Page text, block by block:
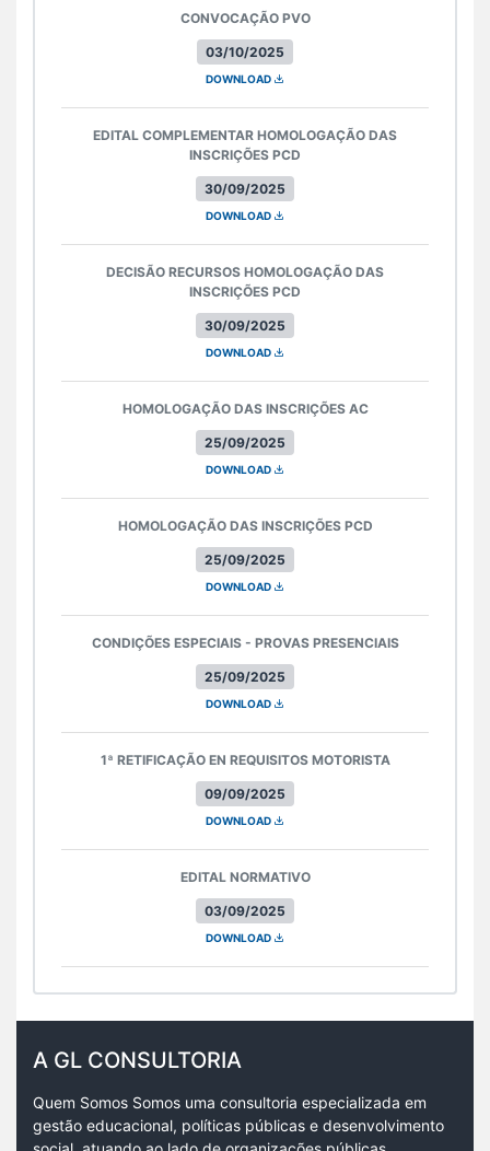
03/10/2025
CONVOCAÇÃO PVO
DOWNLOAD
30/09/2025
EDITAL COMPLEMENTAR HOMOLOGAÇÃO DAS
INSCRIÇÕES PCD
DOWNLOAD
30/09/2025
DECISÃO RECURSOS HOMOLOGAÇÃO DAS
INSCRIÇÕES PCD
DOWNLOAD
25/09/2025
HOMOLOGAÇÃO DAS INSCRIÇÕES AC
DOWNLOAD
25/09/2025
HOMOLOGAÇÃO DAS INSCRIÇÕES PCD
DOWNLOAD
25/09/2025
CONDIÇÕES ESPECIAIS - PROVAS PRESENCIAIS
DOWNLOAD
09/09/2025
1ª RETIFICAÇÃO EN REQUISITOS MOTORISTA
DOWNLOAD
03/09/2025
EDITAL NORMATIVO
DOWNLOAD
A GL CONSULTORIA
Quem Somos Somos uma consultoria especializada em
gestão educacional, políticas públicas e desenvolvimento